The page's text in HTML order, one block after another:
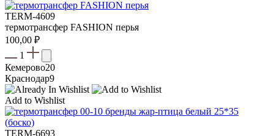
TERM-4609
термотрансфер FASHION перья
100,00 ₽
1
Кемерово20
Краснодар9
Add to Wishlist
TERM-6693